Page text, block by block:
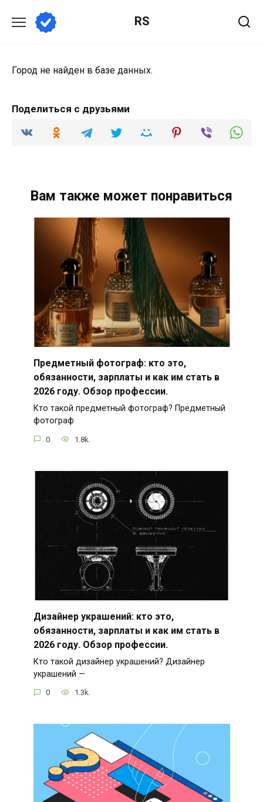
содержанию
RS
Город не найден в базе данных.
Поделиться с друзьями
Вам также может понравиться
Предметный фотограф: кто это,
обязанности, зарплаты и как им стать в
2026 году. Обзор профессии.
Кто такой предметный фотограф? Предметный
фотограф
0 1.8k.
Дизайнер украшений: кто это,
обязанности, зарплаты и как им стать в
2026 году. Обзор профессии.
Кто такой дизайнер украшений? Дизайнер
украшений —
0 1.3k.